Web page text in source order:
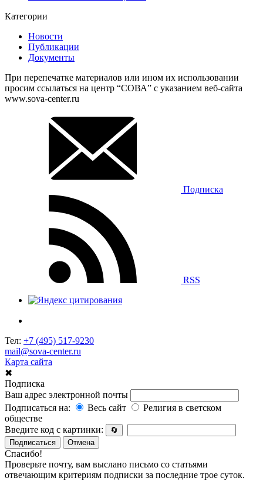
Категории
Новости
Публикации
Документы
При перепечатке материалов или ином их использовании
просим ссылаться на центр “СОВА” с указанием веб-сайта
www.sova-center.ru
Подписка
RSS
Тел: +7 (495) 517-9230
mail@sova-center.ru
Карта сайта
✖
Подписка
Ваш адрес электронной почты
Подписаться на:
Весь сайт
Религия в светском
обществе
Введите код с картинки:
🔄
Подписаться
Отмена
Спасибо!
Проверьте почту, вам выслано письмо со статьями
отвечающим критериям подписки за последние трое суток.